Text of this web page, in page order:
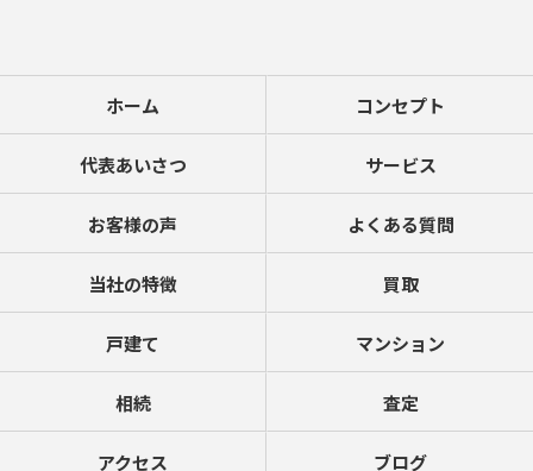
ホーム コンセプト
代表あいさつ サービス
お客様の声 よくある質問
当社の特徴 買取
戸建て マンション
相続 査定
アクセス ブログ